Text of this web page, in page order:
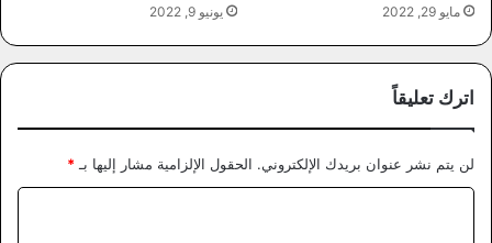
مايو 29, 2022 يونيو 9, 2022
اترك تعليقاً
لن يتم نشر عنوان بريدك الإلكتروني. الحقول الإلزامية مشار إليها بـ *